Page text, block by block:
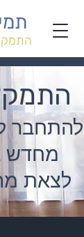
להתחבר
מחדש
לצאת